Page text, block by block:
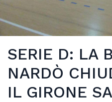
SERIE D: LA
NARDÒ
IL GIRONE